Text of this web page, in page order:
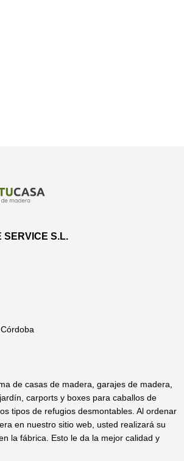
SERVICE S.L.
de casas de madera, garajes de madera,
carports y boxes para caballos de
tipos de refugios desmontables. Al ordenar
en nuestro sitio web, usted realizará su
la fábrica. Esto le da la mejor calidad y